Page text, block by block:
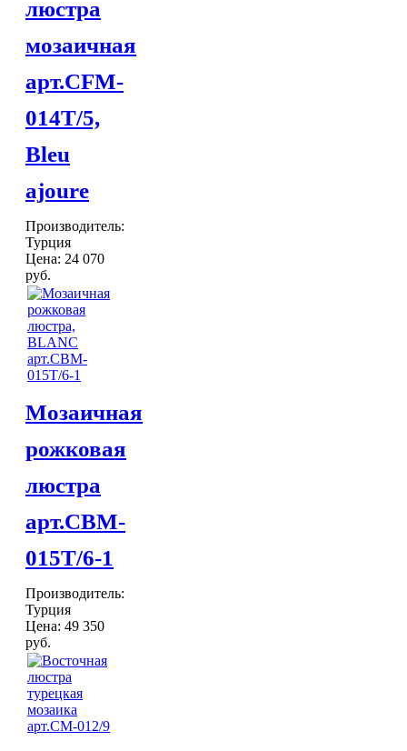
ПОСУДА
Тажины
Чайники и кофейники
Наборы чайные и кофейные
Подносы
Сахарницы, конфетницы,
Пиалы, чаши, салатники
ДОСТАВКА и ОПЛАТА
КОНТАКТЫ
люстра
мозаичная
арт.CFM-
014T/5,
Bleu
ajoure
Производитель:
Турция
Цена: 24 070
руб.
Мозаичная
рожковая
люстра
арт.CBM-
015T/6-1
Производитель:
Турция
Цена: 49 350
руб.